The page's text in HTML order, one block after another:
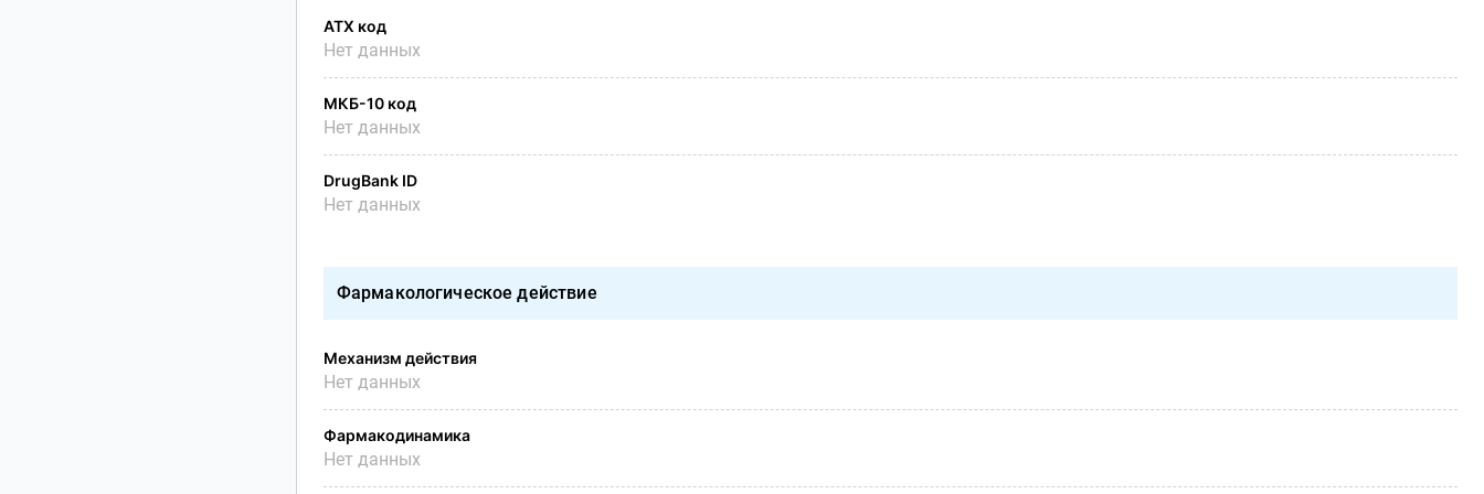
АТХ код
Нет данных
МКБ-10 код
Нет данных
DrugBank ID
Нет данных
Фармакологическое действие
Механизм действия
Нет данных
Фармакодинамика
Нет данных